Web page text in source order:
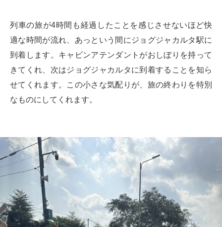
列車の旅が4時間も経過したことを感じさせないほど快
適な時間が流れ、あっという間にジョグジャカルタ駅に
到着します。キャビンアテンダントがおしぼりを持って
きてくれ、次はジョグジャカルタに到着することを知ら
せてくれます。この小さな気配りが、旅の終わりを特別
なものにしてくれます。